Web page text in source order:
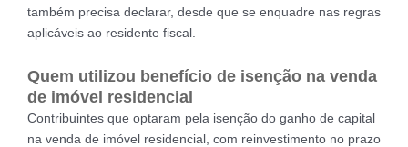
também precisa declarar, desde que se enquadre nas regras
aplicáveis ao residente fiscal.
Quem utilizou benefício de isenção na venda
de imóvel residencial
Contribuintes que optaram pela isenção do ganho de capital
na venda de imóvel residencial, com reinvestimento no prazo